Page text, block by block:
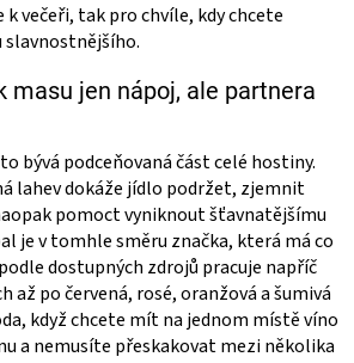
večeři, tak pro chvíle, kdy chcete
masu jen nápoj, ale partnera
bývá podceňovaná část celé hostiny.
lahev dokáže jídlo podržet, zjemnit
pomoct vyniknout šťavnatějšímu
je v tomhle směru značka, která má co
dostupných zdrojů pracuje napříč
až po červená, rosé, oranžová a šumivá
když chcete mít na jednom místě víno
a nemusíte přeskakovat mezi několika